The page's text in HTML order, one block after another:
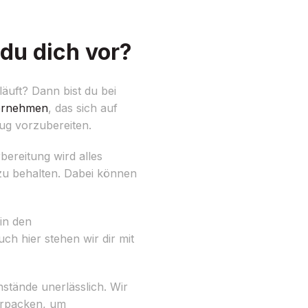
dich vor?
Dann bist du bei
, das sich auf
vorzubereiten.
wird alles
behalten. Dabei können
den
hier stehen wir dir mit
unerlässlich. Wir
um